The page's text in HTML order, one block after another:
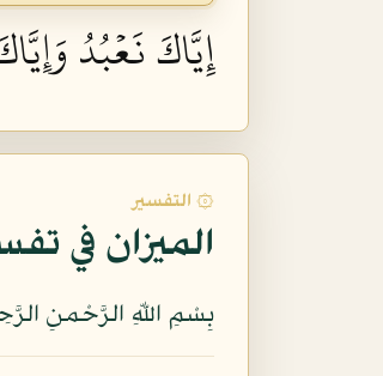
إِيَّاكَ نَعۡبُدُ
۞ التفسير
الميزان في
بِسْمِ اللّهِ الرَّحْمنِ الرَّحِيمِ (1) الْحَمْدُ للّهِ رَبِّ الْعَالَمِينَ (2) الرَّحْمنِ الرَّحِيمِ (3) مَالِكِ يَوْمِ الدِّينِ (4)